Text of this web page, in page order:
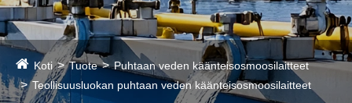
Koti Tuote
Puhtaan veden käänteisosmoosilaitteet
Teollisuusluokan puhtaan veden käänteisosmoosilaitteet